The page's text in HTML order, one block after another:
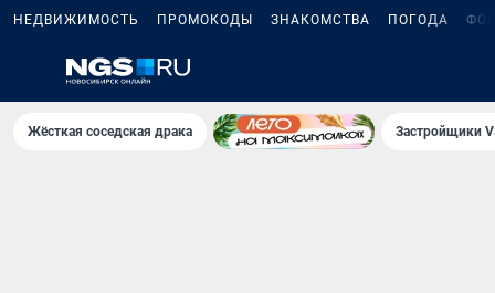
НЕДВИЖИМОСТЬ ПРОМОКОДЫ ЗНАКОМСТВА ПОГОДА
Жёсткая соседская драка Застройщики